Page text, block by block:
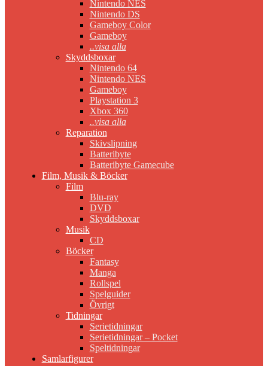
Nintendo NES
Nintendo DS
Gameboy Color
Gameboy
..visa alla
Skyddsboxar
Nintendo 64
Nintendo NES
Gameboy
Playstation 3
Xbox 360
..visa alla
Reparation
Skivslipning
Batteribyte
Batteribyte Gamecube
Film, Musik & Böcker
Film
Blu-ray
DVD
Skyddsboxar
Musik
CD
Böcker
Fantasy
Manga
Rollspel
Spelguider
Övrigt
Tidningar
Serietidningar
Serietidningar – Pocket
Speltidningar
Samlarfigurer